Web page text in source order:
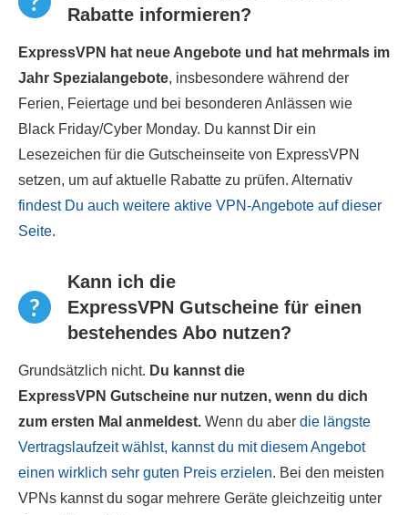
Rabatte informieren?
ExpressVPN hat neue Angebote und hat mehrmals im
Jahr Spezialangebote, insbesondere während der
Ferien, Feiertage und bei besonderen Anlässen wie
Black Friday/Cyber Monday. Du kannst Dir ein
Lesezeichen für die Gutscheinseite von ExpressVPN
setzen, um auf aktuelle Rabatte zu prüfen. Alternativ
findest Du auch weitere aktive VPN-Angebote auf dieser
Seite.
Kann ich die
ExpressVPN Gutscheine für einen
bestehendes Abo nutzen?
Grundsätzlich nicht. Du kannst die
ExpressVPN Gutscheine nur nutzen, wenn du dich
zum ersten Mal anmeldest. Wenn du aber die längste
Vertragslaufzeit wählst, kannst du mit diesem Angebot
einen wirklich sehr guten Preis erzielen. Bei den meisten
VPNs kannst du sogar mehrere Geräte gleichzeitig unter